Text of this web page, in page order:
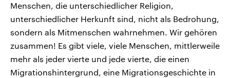
Menschen, die unterschiedlicher Religion,
unterschiedlicher Herkunft sind, nicht als Bedrohung,
sondern als Mitmenschen wahrnehmen. Wir gehören
zusammen! Es gibt viele, viele Menschen, mittlerweile
mehr als jeder vierte und jede vierte, die einen
Migrationshintergrund, eine Migrationsgeschichte in